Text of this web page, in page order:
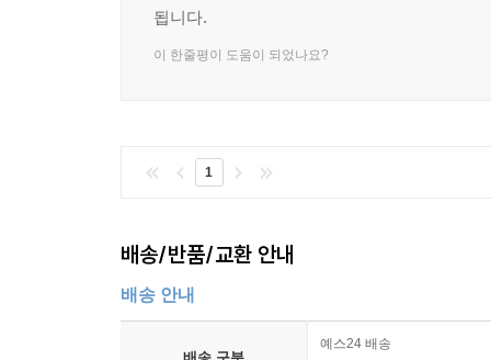
됩니다.
이 한줄평이 도움이 되었나요?
1
배송/반품/교환 안내
배송 안내
예스24 배송